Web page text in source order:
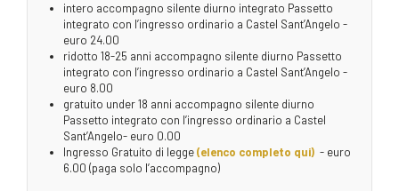
intero accompagno silente diurno integrato Passetto
integrato con l’ingresso ordinario a Castel Sant’Angelo -
euro 24.00
ridotto 18-25 anni accompagno silente diurno Passetto
integrato con l’ingresso ordinario a Castel Sant’Angelo -
euro 8.00
gratuito under 18 anni accompagno silente diurno
Passetto integrato con l’ingresso ordinario a Castel
Sant’Angelo- euro 0.00
Ingresso Gratuito di legge(elenco completo qui) - euro
6.00 (paga solo l’accompagno)